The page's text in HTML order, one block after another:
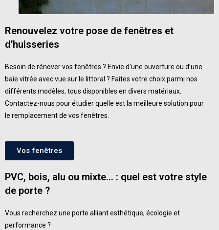
Renouvelez votre pose de fenêtres et
d’huisseries
Besoin de rénover vos fenêtres ? Envie d’une ouverture ou d’une
baie vitrée avec vue sur le littoral ? Faites votre choix parmi nos
différents modèles, tous disponibles en divers matériaux.
Contactez-nous pour étudier quelle est la meilleure solution pour
le remplacement de vos fenêtres.
Vos fenêtres
PVC, bois, alu ou mixte… : quel est votre style
de porte ?
Vous recherchez une porte alliant esthétique, écologie et
performance ?